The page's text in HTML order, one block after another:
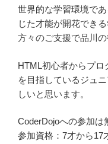
世界的な学習環境で
じた才能が開花でき
方々のご支援で品川の
HTML初心者からプ
を目指しているジュ
しいと思います。
CoderDojoへの参加は
参加資格：7才から17